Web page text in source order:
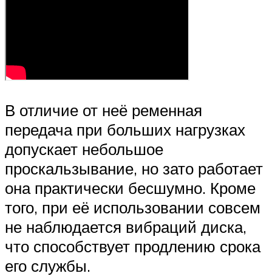
В отличие от неё ременная
передача при больших нагрузках
допускает небольшое
проскальзывание, но зато работает
она практически бесшумно. Кроме
того, при её использовании совсем
не наблюдается вибраций диска,
что способствует продлению срока
его службы.